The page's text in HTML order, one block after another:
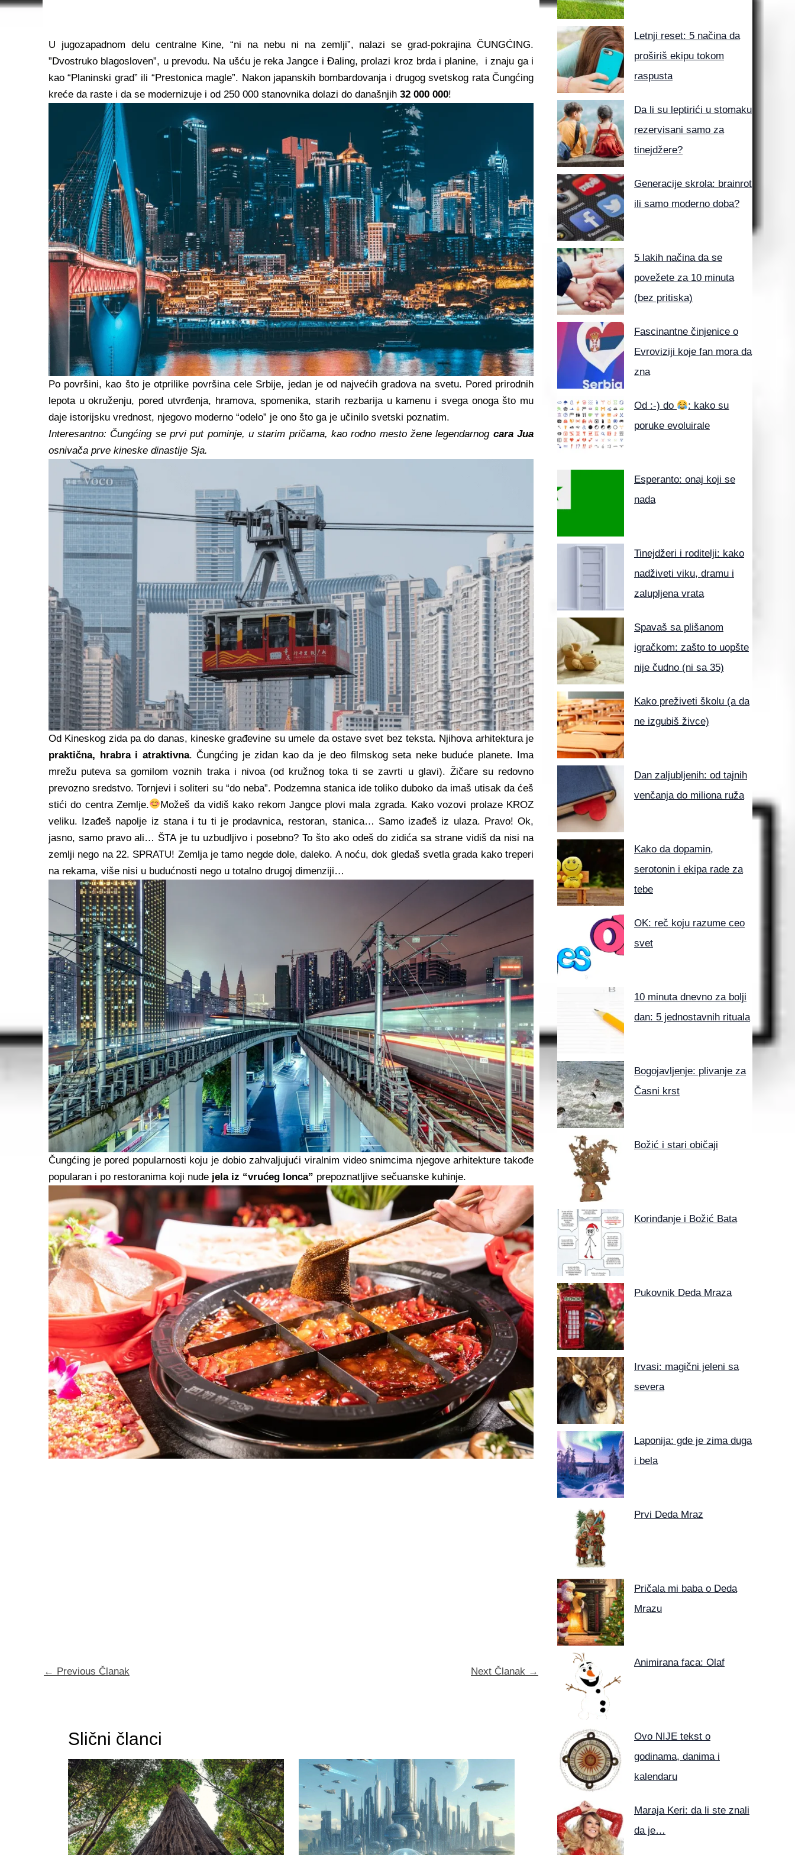
U jugozapadnom delu centralne Kine,​ “ni na nebu ni na zemlji”, nalazi se grad-pokrajina ČUNGĆING.
”Dvostruko blagosloven”, u prevodu. Na ušću je reka Jangce i Đaling, prolazi kroz brda i planine, i znaju ga i
kao “Planinski grad” ili “Prestonica magle”. Nakon japanskih bombardovanja i drugog svetskog rata Čungćing
kreće da raste i da se modernizuje i od 250 000 stanovnika dolazi do današnjih 32 000 000!​
Po površini, kao što je otprilike površina cele Srbije, jedan je od najvećih​ gradova na svetu. Pored​ prirodnih
lepota u okruženju, pored utvrđenja, hramova, spomenika, starih rezbarija u kamenu i svega onoga što mu
daje istorijsku vrednost, njegovo moderno “odelo” je ono što ga je učinilo svetski poznatim.
Interesantno: Čungćing se prvi put pominje, u starim pričama, kao rodno mesto žene legendarnog cara Jua
osnivača prve kineske dinastije Sja.
Od Kineskog zida pa do danas, kineske građevine su umele da ostave svet bez teksta. Njihova arhitektura je
praktična, hrabra i atraktivna. Čungćing je zidan kao da je deo filmskog seta neke buduće planete. Ima
mrežu puteva sa gomilom voznih traka i nivoa (od kružnog toka ti se zavrti u glavi). Žičare su redovno
prevozno sredstvo. Tornjevi i soliteri su “do neba”. Podzemna stanica ide toliko duboko da imaš utisak da ćeš
stići do centra Zemlje.
Možeš da vidiš kako rekom Jangce plovi mala zgrada. Kako vozovi prolaze KROZ
veliku. Izađeš napolje iz stana i tu ti je prodavnica, restoran, stanica… Samo izađeš iz ulaza. Pravo! Ok,
jasno, samo pravo ali… ŠTA je tu uzbudljivo i posebno? To što ako odeš do zidića sa strane vidiš da nisi na
zemlji nego na 22. SPRATU! Zemlja je tamo negde dole, daleko. A noću, dok gledaš svetla grada kako treperi
na rekama, više nisi u budućnosti nego u totalno drugoj dimenziji…
Čungćing je pored popularnosti​ koju je dobio zahvaljujući viralnim video snimcima​ njegove arhitekture takođe​
popularan i po restoranima​ koji nude jela iz “vrućeg lonca” prepoznatljive sečuanske kuhinje.
← Previous Članak Next Članak →
Slični članci
Letnji reset: 5 načina da
proširiš ekipu tokom
raspusta
Da li su leptirići u stomaku
rezervisani samo za
tinejdžere?
Generacije skrola: brainrot
ili samo moderno doba?
5 lakih načina da se
povežete za 10 minuta
(bez pritiska)
Fascinantne činjenice o
Evroviziji koje fan mora da
zna
Od :-) do
: kako su
poruke evoluirale
Esperanto: onaj koji se
nada
Tinejdžeri i roditelji: kako
nadživeti viku, dramu i
zalupljena vrata
Spavaš sa plišanom
igračkom: zašto to uopšte
nije čudno (ni sa 35)
Kako preživeti školu (a da
ne izgubiš živce)
Dan zaljubljenih: od tajnih
venčanja do miliona ruža
Kako da dopamin,
serotonin i ekipa rade za
tebe
OK: reč koju razume ceo
svet
10 minuta dnevno za bolji
dan: 5 jednostavnih rituala
Bogojavljenje: plivanje za
Časni krst
Božić i stari običaji
Korinđanje i Božić Bata
Pukovnik Deda Mraza
Irvasi: magični jeleni sa
severa
Laponija: gde je zima duga
i bela
Prvi Deda Mraz
Pričala mi baba o Deda
Mrazu
Animirana faca: Olaf
Ovo NIJE tekst o
godinama, danima i
kalendaru
Maraja Keri: da li ste znali
da je…